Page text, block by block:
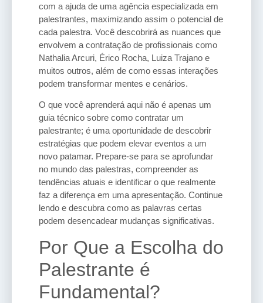
com a ajuda de uma agência especializada em
palestrantes, maximizando assim o potencial de
cada palestra. Você descobrirá as nuances que
envolvem a contratação de profissionais como
Nathalia Arcuri, Érico Rocha, Luiza Trajano e
muitos outros, além de como essas interações
podem transformar mentes e cenários.
O que você aprenderá aqui não é apenas um
guia técnico sobre como contratar um
palestrante; é uma oportunidade de descobrir
estratégias que podem elevar eventos a um
novo patamar. Prepare-se para se aprofundar
no mundo das palestras, compreender as
tendências atuais e identificar o que realmente
faz a diferença em uma apresentação. Continue
lendo e descubra como as palavras certas
podem desencadear mudanças significativas.
Por Que a Escolha do
Palestrante é
Fundamental?